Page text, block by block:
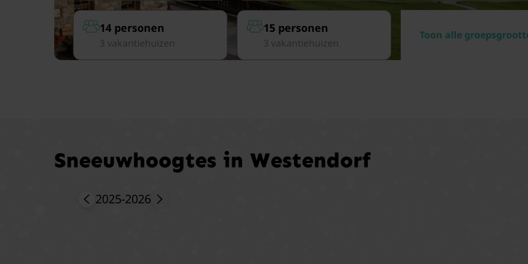
14 personen
3 vakantiehuizen
15 personen
3 vakantiehuizen
Toon alle
Sneeuwhoogtes in Westendorf
2025-2026